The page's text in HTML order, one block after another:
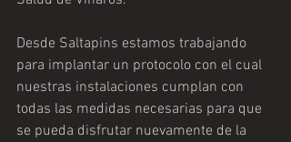
Desde Saltapins estamos trabajando
para implantar un protocolo con el cual
nuestras instalaciones cumplan con
todas las medidas necesarias para que
se pueda disfrutar nuevamente de la